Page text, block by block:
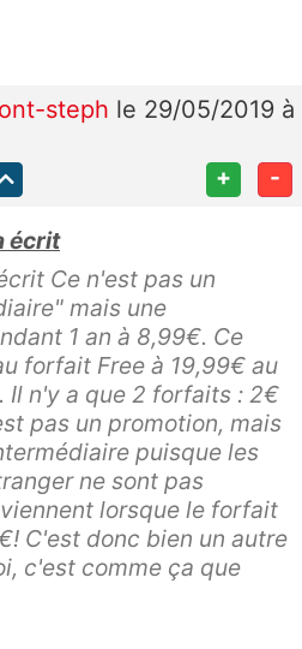
steph le 29/05/2019 à
+ -
écrit
Ce n'est pas un
mais une
1 an à 8,99€. Ce
forfait Free à 19,99€ au
Il n'y a que 2 forfaits : 2€
pas un promotion, mais
puisque les
ne sont pas
lorsque le forfait
C'est donc bien un autre
c'est comme ça que